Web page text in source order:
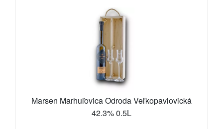
Marsen Marhuľovica Odroda Veľkopavlovická
42.3% 0.5L